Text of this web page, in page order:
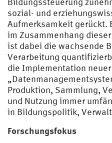
sozial- und
Aufmerksamkeit gerückt.
im Zusammenhang
ist dabei die wachsende
Verarbeitung
die Implementation neuer
Produktion, Sammlung,
und Nutzung immer
in Bildungspolitik,
Forschungsfokus